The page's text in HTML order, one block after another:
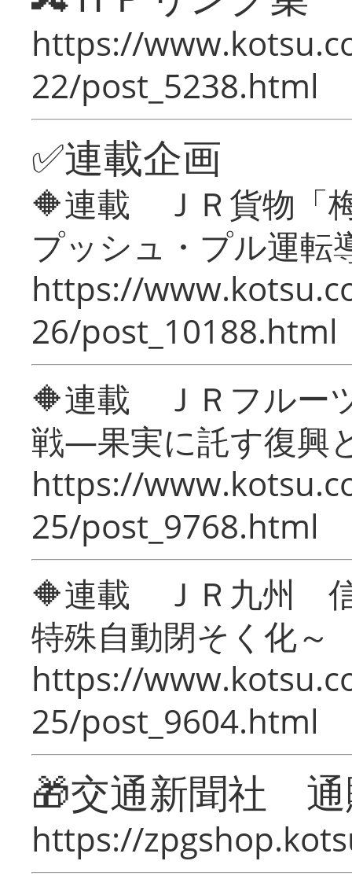
https://
22/post_5238.html
✅連載企画
🔶連載 ＪＲ貨物「
プッシュ・プル運転
https://
26/post_10188.html
🔶連載 ＪＲフルー
戦―果実に託す復興
https://
25/post_9768.html
🔶連載 ＪＲ九州 信
特殊自動閉そく化～
https://
25/post_9604.html
🎁交通新聞社
https://